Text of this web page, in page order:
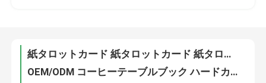
資源
紙タロットカード 紙タロットカード 紙タロットカード
OEM/ODM コーヒーテーブルブック ハードカバー 束縛書 輝くマット紙